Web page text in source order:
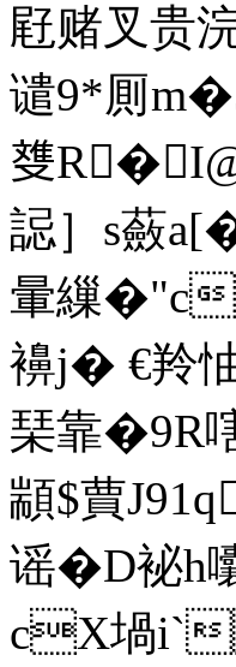
屘赌叉贵
谴9*厠
﨎
誋］s蘞
暈繅�"c
襣j� €羚
琹靠�9R
顓$蕒
谣 �D
cX堝i`